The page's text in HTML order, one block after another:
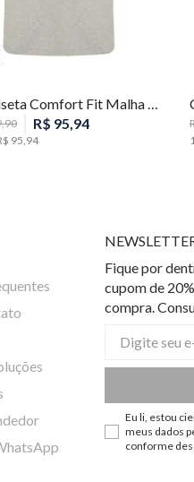
M
Camiseta Comfort Fit Malha Listras Masculina Individual
,90 R$ 95,94
95 94 1
Fique por
cupom de
compra.
Eu li, estou
meus dados
conforme